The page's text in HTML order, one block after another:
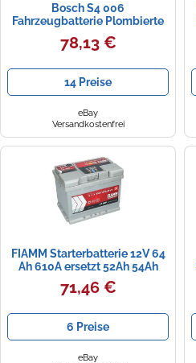
Bosch S4 006
Fahrzeugbatterie Plombierte
Bleisäure (VRLA) 60 Ah 12 V
540 A Auto
78,13 €
14 Preise
eBay
Versandkostenfrei
FIAMM Starterbatterie 12V 64
Ah 610A ersetzt 52Ah 54Ah
55Ah 60Ah 62Ah 63Ah 65Ah
71,46 €
6 Preise
eBay